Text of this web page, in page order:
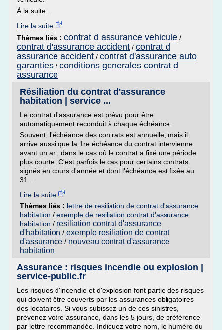
À la suite...
Lire la suite
Thèmes liés : contrat d assurance vehicule /
contrat d'assurance accident / contrat d
assurance accident / contrat d'assurance auto
garanties / conditions generales contrat d
assurance
Résiliation du contrat d'assurance
habitation | service ...
Le contrat d'assurance est prévu pour être
automatiquement reconduit à chaque échéance.
Souvent, l'échéance des contrats est annuelle, mais il
arrive aussi que la 1re échéance du contrat intervienne
avant un an, dans le cas où le contrat a fixé une période
plus courte. C'est parfois le cas pour certains contrats
signés en cours d'année et dont l'échéance est fixée au
31...
Lire la suite
Thèmes liés : lettre de resiliation de contrat d'assurance
habitation / exemple de resiliation contrat d'assurance
habitation / resiliation contrat d'assurance
d'habitation / exemple resiliation de contrat
d'assurance / nouveau contrat d'assurance
habitation
Assurance : risques incendie ou explosion |
service-public.fr
Les risques d'incendie et d'explosion font partie des risques
qui doivent être couverts par les assurances obligatoires
des locataires. Si vous subissez un de ces sinistres,
prévenez votre assurance, dans les 5 jours, de préférence
par lettre recommandée. Indiquez votre nom, le numéro du